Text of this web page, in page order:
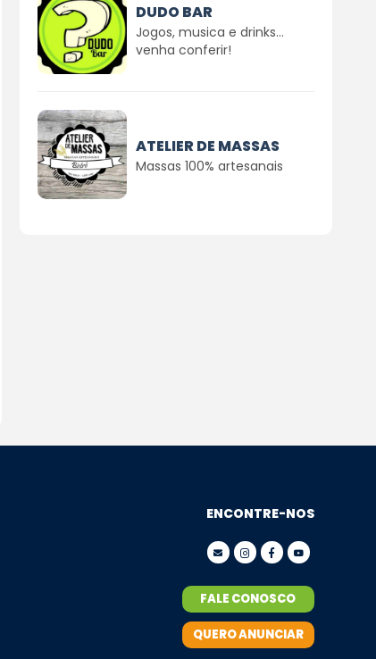
DUDO BAR
Jogos, musica e drinks...
venha conferir!
ATELIER DE MASSAS
Massas 100% artesanais
ENCONTRE-NOS
FALE CONOSCO
QUERO ANUNCIAR